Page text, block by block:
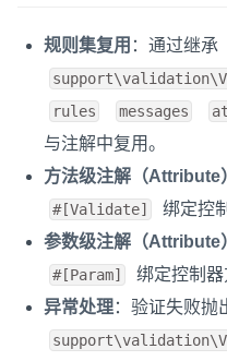
规则集复用 ：通过继承
rules messages
与注解中复用。
方法级注解（Attribute
#[Validate]
绑定控
参数级注解（Attribute
#[Param]
绑定控制器
异常处理：验证失败抛